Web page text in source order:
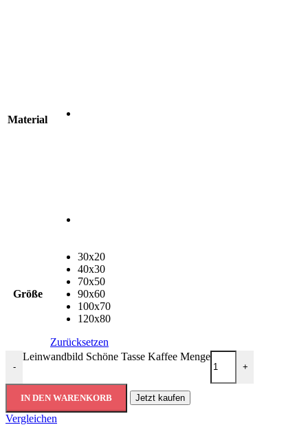
Material
Größe
30x20
40x30
70x50
90x60
100x70
120x80
Zurücksetzen
-
Leinwandbild Schöne Tasse Kaffee Menge
+
IN DEN WARENKORB Jetzt kaufen
Vergleichen